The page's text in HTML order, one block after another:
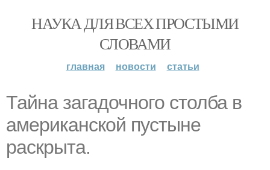
НАУКА ДЛЯ ВСЕХ ПРОСТЫМИ
СЛОВАМИ
главная новости статьи
Тайна загадочного столба в
американской пустыне
раскрыта.